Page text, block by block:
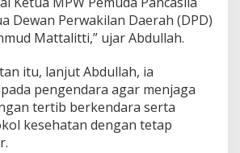
Dewan Perwakilan Daerah (DPD)
Mattalitti,” ujar Abdullah.
itu, lanjut Abdullah, ia
pengendara agar menjaga
tertib berkendara serta
kesehatan dengan tetap